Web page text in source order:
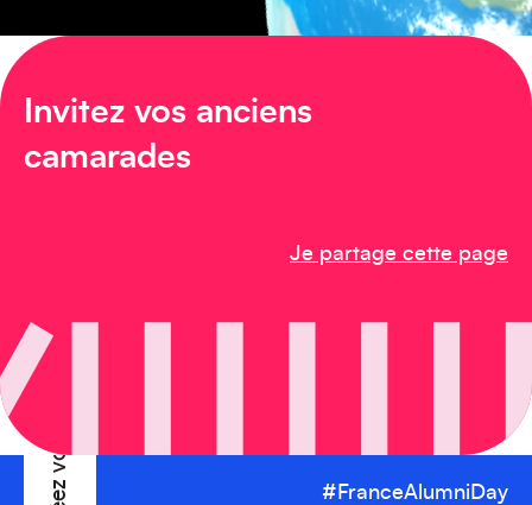
Invitez vos anciens
camarades
Je partage cette page
Créez votre événement
Afrique
#FranceAlumniDay